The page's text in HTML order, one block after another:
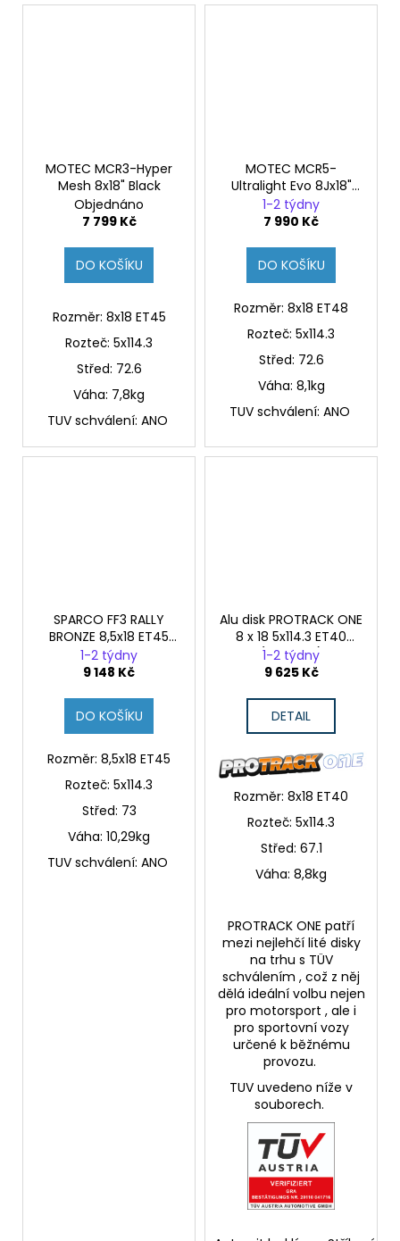
MOTEC MCR3-Hyper
Mesh 8x18" Black
Objednáno
7 799 Kč
DO KOŠÍKU
Rozměr: 8x18 ET45
Rozteč: 5x114.3
Střed: 72.6
Váha: 7,8kg
TUV schválení: ANO
MOTEC MCR5-
Ultralight Evo 8Jx18"
ET48 Black Glossy
1-2 týdny
7 990 Kč
DO KOŠÍKU
Rozměr: 8x18 ET48
Rozteč: 5x114.3
Střed: 72.6
Váha: 8,1kg
TUV schválení: ANO
SPARCO FF3 RALLY
BRONZE 8,5x18 ET45
5x114,3 73,0
1-2 týdny
9 148 Kč
DO KOŠÍKU
Rozměr: 8,5x18 ET45
Rozteč: 5x114.3
Střed: 73
Váha: 10,29kg
TUV schválení: ANO
Alu disk PROTRACK ONE
8 x 18 5x114.3 ET40
(HYUNDAI)
1-2 týdny
9 625 Kč
DETAIL
Rozměr: 8x18 ET40
Rozteč: 5x114.3
Střed: 67.1
Váha: 8,8kg
PROTRACK ONE patří
mezi nejlehčílité disky
na trhu s TÜV
schválením , což z něj
dělá ideální volbu nejen
pro motorsport , ale i
pro sportovní vozy
určené k běžnému
provozu.
TUV uvedeno níže v
souborech.